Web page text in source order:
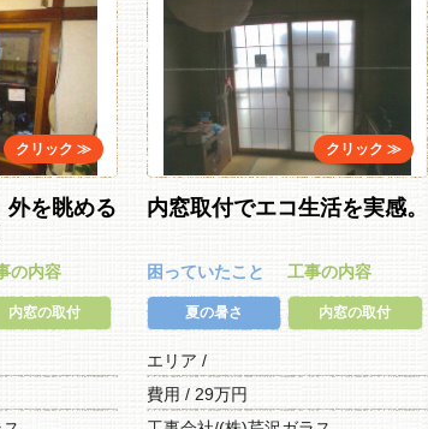
外を眺める
の内容
内窓の取付
内窓取付でエコ生活を実感。
困っていたこと
夏の暑さ
工事の内容
内窓の取付
エリア /
費用 / 29万円